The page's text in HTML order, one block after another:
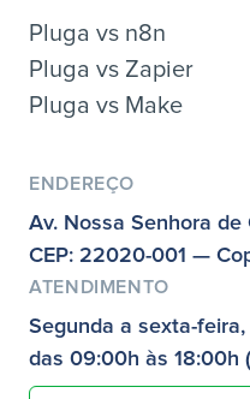
Pluga vs n8n
Pluga vs Zapier
Pluga vs Make
ENDEREÇO
Av. Nossa Senhora
CEP: 22020-001 —
ATENDIMENTO
Segunda a sexta-feira,
das 09:00h às 18:00h